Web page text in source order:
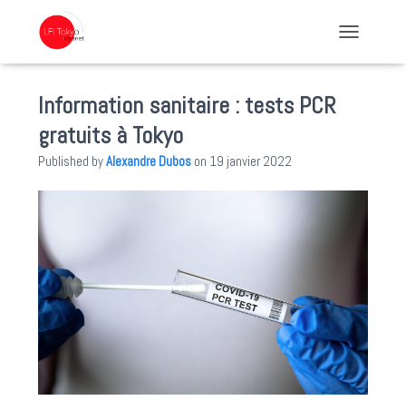
Information sanitaire : tests PCR
gratuits à Tokyo
Published byAlexandre Dubos on 19 janvier 2022